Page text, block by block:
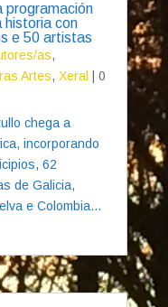
programación
historia con
e 50 artistas
as,
Artes, Xeral
| 0
chega a
incorporando
62
de Galicia,
e Colombia...